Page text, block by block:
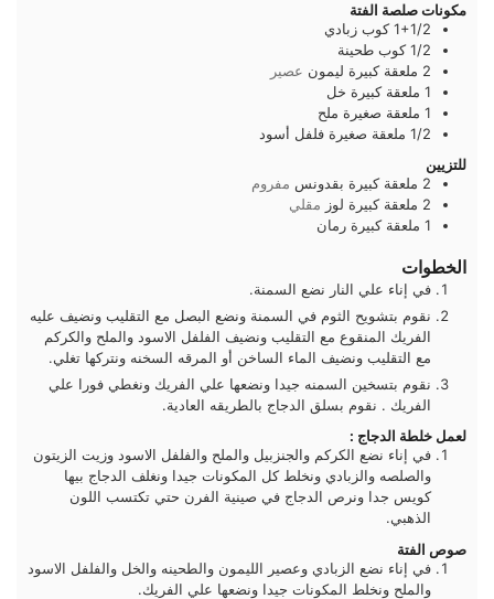
مكونات صلصة الفتة
1+1/2 كوب زبادي
1/2 كوب طحينة
2 ملعقة كبيرة ليمون عصير
1 ملعقة كبيرة خل
1 ملعقة صغيرة ملح
1/2 ملعقة صغيرة فلفل أسود
للتزيين
2 ملعقة كبيرة بقدونس مفروم
2 ملعقة كبيرة لوز مقلي
1 ملعقة كبيرة رمان
الخطوات
في إناء علي النار نضع السمنة.
نقوم بتشويح الثوم في السمنة ونضع البصل مع التقليب ونضيف عليه
الفريك المنقوع مع التقليب ونضيف الفلفل الاسود والملح والكركم
مع التقليب ونضيف الماء الساخن أو المرقه السخنه ونتركها تغلي.
نقوم بتسخين السمنه جيدا ونضعها علي الفريك ونغطي فورا علي
الفريك . نقوم بسلق الدجاج بالطريقه العادية.
لعمل خلطة الدجاج :
في إناء نضع الكركم والجنزبيل والملح والفلفل الاسود وزيت الزيتون
والصلصه والزبادي ونخلط كل المكونات جيدا ونغلف الدجاج بيها
كويس جدا ونرص الدجاج في صينية الفرن حتي تكتسب اللون
الذهبي.
صوص الفتة
في إناء نضع الزبادي وعصير الليمون والطحينه والخل والفلفل الاسود
والملح ونخلط المكونات جيدا ونضعها علي الفريك.